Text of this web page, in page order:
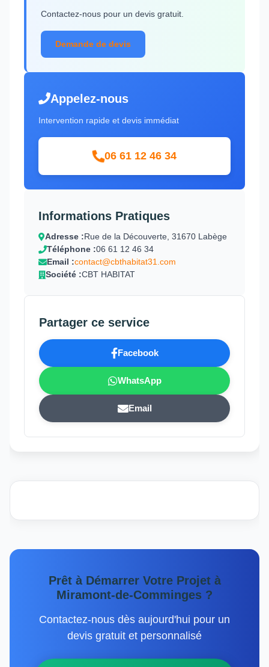
Contactez-nous pour un devis gratuit.
Demande de devis
Appelez-nous
Intervention rapide et devis immédiat
06 61 12 46 34
Informations Pratiques
Adresse :Rue de la Découverte, 31670 Labège
Téléphone :06 61 12 46 34
Email :contact@cbthabitat31.com
Société :CBT HABITAT
Partager ce service
Facebook
WhatsApp
Email
Prêt à Démarrer Votre Projet à
Miramont-de-Comminges ?
Contactez-nous dès aujourd'hui pour un
devis gratuit et personnalisé